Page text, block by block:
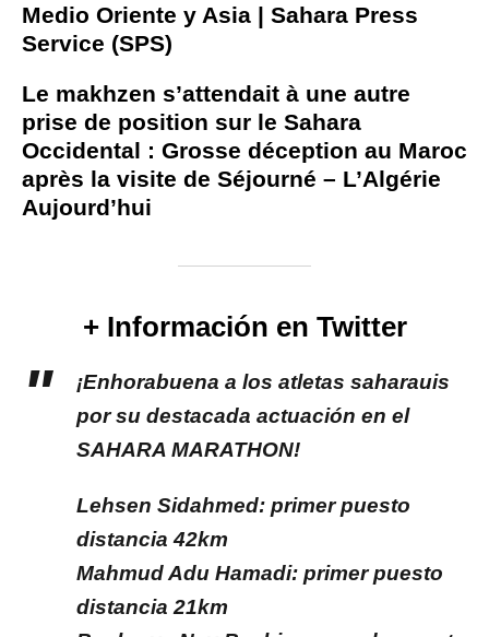
Medio Oriente y Asia | Sahara Press
Service (SPS)
Le makhzen s’attendait à une autre
prise de position sur le Sahara
Occidental : Grosse déception au Maroc
après la visite de Séjourné – L’Algérie
Aujourd’hui
+ Información en Twitter
¡Enhorabuena a los atletas saharauis
por su destacada actuación en el
SAHARA MARATHON!
Lehsen Sidahmed: primer puesto
distancia 42km
Mahmud Adu Hamadi: primer puesto
distancia 21km